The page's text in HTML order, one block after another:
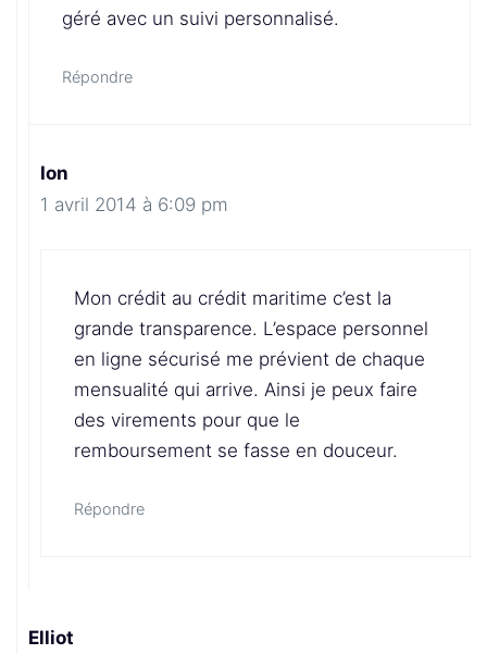
géré avec un suivi personnalisé.
Répondre
Ion
1 avril 2014 à 6:09 pm
Mon crédit au crédit maritime c’est la
grande transparence. L’espace personnel
en ligne sécurisé me prévient de chaque
mensualité qui arrive. Ainsi je peux faire
des virements pour que le
remboursement se fasse en douceur.
Répondre
Elliot